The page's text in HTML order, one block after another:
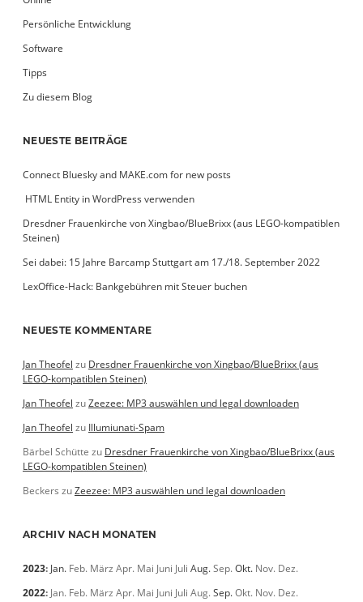
Persönliche Entwicklung
Software
Tipps
Zu diesem Blog
NEUESTE BEITRÄGE
Connect Bluesky and MAKE.com for new posts
­ HTML Entity in WordPress verwenden
Dresdner Frauenkirche von Xingbao/BlueBrixx (aus LEGO-kompatiblen
Steinen)
Sei dabei: 15 Jahre Barcamp Stuttgart am 17./18. September 2022
LexOffice-Hack: Bankgebühren mit Steuer buchen
NEUESTE KOMMENTARE
Jan Theofel zu Dresdner Frauenkirche von Xingbao/BlueBrixx (aus
LEGO-kompatiblen Steinen)
Jan Theofel zuZeezee: MP3 auswählen und legal downloaden
Jan Theofel zu Illumiunati-Spam
Bärbel Schütte zu Dresdner Frauenkirche von Xingbao/BlueBrixx (aus
LEGO-kompatiblen Steinen)
Beckers zuZeezee: MP3 auswählen und legal downloaden
ARCHIV NACH MONATEN
2023: Jan. Feb. März Apr. Mai Juni Juli Aug.Sep.Okt. Nov. Dez.
2022: Jan. Feb. März Apr. Mai Juni Juli Aug.Sep.Okt. Nov. Dez.